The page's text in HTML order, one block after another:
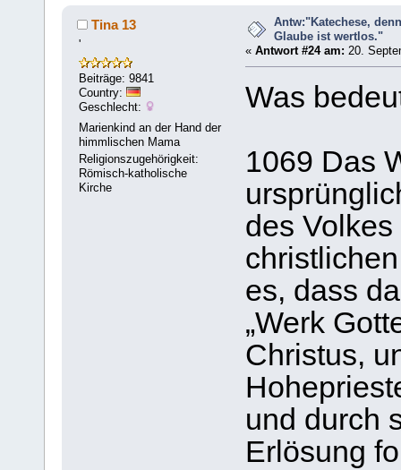
Tina 13
'
Beiträge: 9841
Country:
Geschlecht:
Marienkind an der Hand der
himmlischen Mama
Religionszugehörigkeit:
Römisch-katholische
Kirche
Antw:"Katechese,
Glaube ist wertlos."
« Antwort #24 am: 20.
Was
1069 Das
des Volkes
es, dass
„Werk
Christus,
und durch
Erlösung